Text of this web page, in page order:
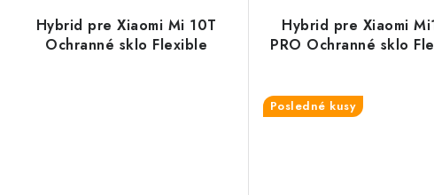
Hybrid pre Xiaomi Mi 10T
Ochranné sklo Flexible
Hybrid pre Xiaomi
PRO Ochranné sklo
Posledné kusy